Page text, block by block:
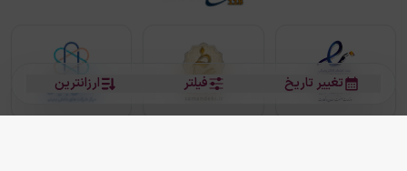
ارزانترین فیلتر تغییر تاریخ